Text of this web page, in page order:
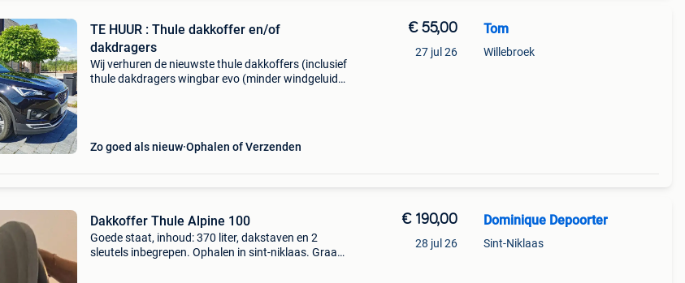
TE HUUR : Thule dakkoffer en/of
dakdragers
Wij verhuren de nieuwste thule dakkoffers (inclusief
thule dakdragers wingbar evo (minder windgeluid)
Zo goed als nieuw Ophalen of Verzenden
€ 55,00
27 jul 26
Tom
Willebroek
Dakkoffer Thule Alpine 100
Goede staat, inhoud: 370 liter, dakstaven en 2
sleutels inbegrepen. Ophalen in sint-niklaas. Graag
€ 190,00
28 jul 26
Dominique Depoorter
Sint-Niklaas